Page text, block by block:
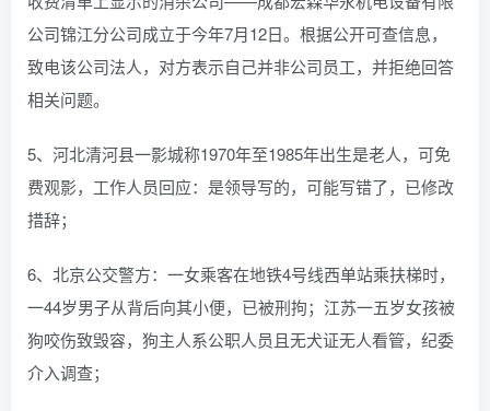
公司锦江分公司成立于今年7月12日。根据公开可查信息，
致电该公司法人，对方表示自己并非公司员工，并拒绝回答
相关问题。
5、河北清河县一影城称1970年至1985年出生是老人，可免
费观影，工作人员回应：是领导写的，可能写错了，已修改
措辞；
6、北京公交警方：一女乘客在地铁4号线西单站乘扶梯时，
一44岁男子从背后向其小便，已被刑拘；江苏一五岁女孩被
狗咬伤致毁容，狗主人系公职人员且无犬证无人看管，纪委
介入调查；